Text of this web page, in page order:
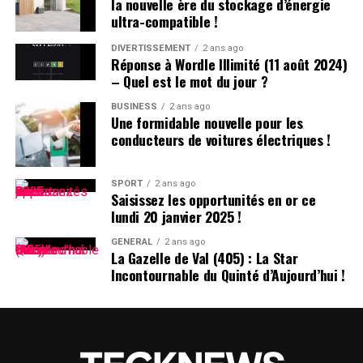
ajoutent souvent la première lettre du nom de famille
après le prénom : ainsi devient-il rapidement « Hugo
D. », un surnom auquel il s’habitue sans arduousé.
Pensées sur l’Identité Associée au
Prénom
Le choix d’un prénom peut avoir un impact significatif
sur notre identité personnelle tout au long de notre
existence. Que ce soit pour se distinguer ou pour
s’intégrer dans un groupe social spécifique, chaque
individu développe une relation particulière avec son
propre nom.
les prénoms ne sont pas simplement des désignations ;
ultra-compatible !
DIVERTISSEMENT 2 ans ago
Réponse à Wordle Illimité (11 août 2024)
– Quel est le mot du jour ?
BUSINESS 2 ans ago
Une formidable nouvelle pour les
conducteurs de voitures électriques !
SPORT 2 ans ago
Saisissez les opportunités en or ce
lundi 20 janvier 2025 !
GÉNÉRAL 2 ans ago
La Gazelle de Val (405) : La Star
Incontournable du Quinté d’Aujourd’hui !